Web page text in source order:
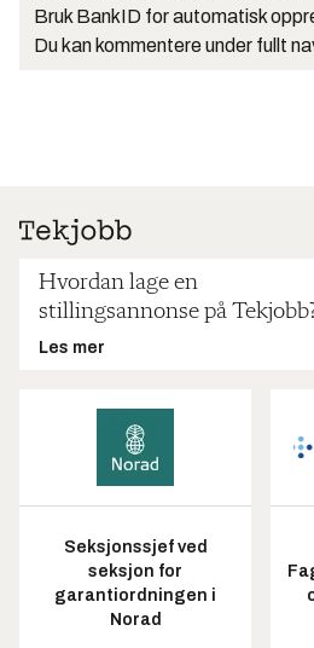
Bruk BankID for automatisk
Du kan kommentere under fullt
Hvordan lage en
stillingsannonse på
Les mer
Seksjonssjef ved
seksjon for
garantiordningen i
Norad